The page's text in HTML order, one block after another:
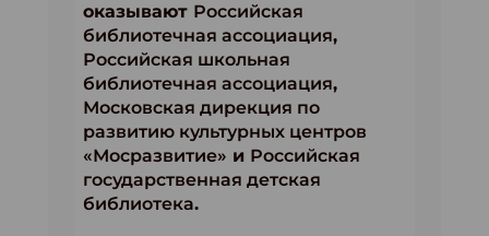
оказывают Российская
библиотечная ассоциация,
Российская школьная
библиотечная ассоциация,
Московская дирекция по
развитию культурных центров
«Мосразвитие» и Российская
государственная детская
библиотека.